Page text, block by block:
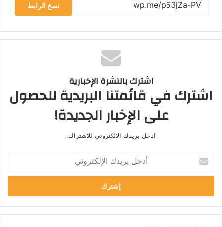
نسخ الرابط
اشترك بالنشرة الإخبارية
اشترك في قائمتنا البريدية للحصول
على الإخبار الجديدة!
ادخل بريدك الالكتروني للاشتراك.
خ
ب
ر